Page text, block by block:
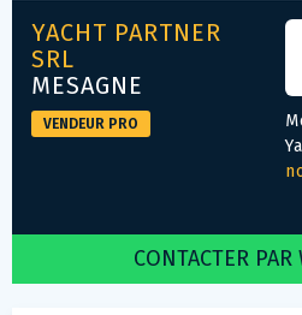
YACHT PARTNER
SRL
MESAGNE
VENDEUR PRO
CONTACTER PAR